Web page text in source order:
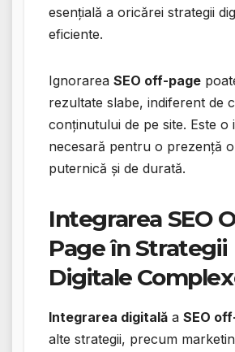
esențială a oricărei strategii
eficiente.
Ignorarea SEO off-page
rezultate slabe, indiferent de
conținutului de pe site. Este o
necesară pentru o prezență
puternică și de durată.
Integrarea SEO
Page în Strategii
Digitale
Integrarea digitală a SEO
alte strategii, precum